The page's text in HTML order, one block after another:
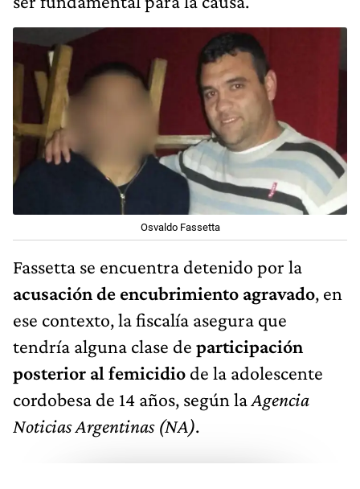
Osvaldo Fassetta
Fassetta se encuentra detenido por la
acusación de encubrimiento agravado, en
ese contexto, la fiscalía asegura que
tendría alguna clase de participación
posterior al femicidio de la adolescente
cordobesa de 14 años, según laAgencia
Noticias Argentinas (NA).